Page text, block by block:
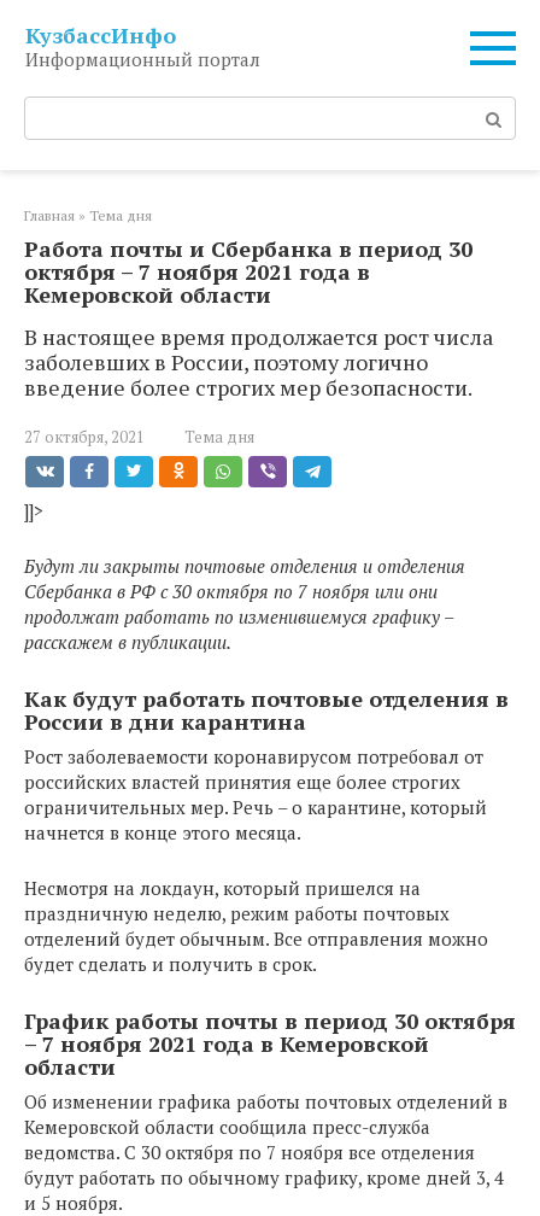
контенту
КузбассИнфо
Информационный портал
Поиск:
Главная » Тема дня
Работа почты и Сбербанка в период 30
октября – 7 ноября 2021 года в
Кемеровской области
В настоящее время продолжается рост числа
заболевших в России, поэтому логично
введение более строгих мер безопасности.
27 октября, 2021 Тема дня
]]>
Будут ли закрыты почтовые отделения и отделения
Сбербанка в РФ с 30 октября по 7 ноября или они
продолжат работать по изменившемуся графику –
расскажем в публикации.
Как будут работать почтовые отделения в
России в дни карантина
Рост заболеваемости коронавирусом потребовал от
российских властей принятия еще более строгих
ограничительных мер. Речь – о карантине, который
начнется в конце этого месяца.
Несмотря на локдаун, который пришелся на
праздничную неделю, режим работы почтовых
отделений будет обычным. Все отправления можно
будет сделать и получить в срок.
График работы почты в период 30 октября
– 7 ноября 2021 года в Кемеровской
области
Об изменении графика работы почтовых отделений в
Кемеровской области сообщила пресс-служба
ведомства. С 30 октября по 7 ноября все отделения
будут работать по обычному графику, кроме дней 3, 4
и 5 ноября.